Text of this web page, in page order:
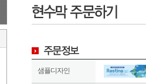
샘플디자인